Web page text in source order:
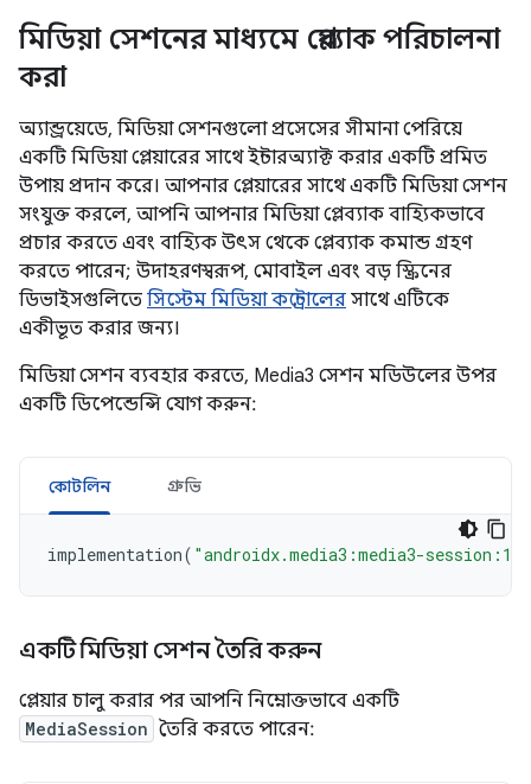
মিডিয়া সেশনের মাধ্যমে প্লেব্যাক পরিচালনা
করা
অ্যান্ড্রয়েডে, মিডিয়া সেশনগুলো প্রসেসের সীমানা পেরিয়ে
একটি মিডিয়া প্লেয়ারের সাথে ইন্টারঅ্যাক্ট করার একটি প্রমিত
উপায় প্রদান করে। আপনার প্লেয়ারের সাথে একটি মিডিয়া সেশন
সংযুক্ত করলে, আপনি আপনার মিডিয়া প্লেব্যাক বাহ্যিকভাবে
প্রচার করতে এবং বাহ্যিক উৎস থেকে প্লেব্যাক কমান্ড গ্রহণ
করতে পারেন; উদাহরণস্বরূপ, মোবাইল এবং বড় স্ক্রিনের
ডিভাইসগুলিতে সিস্টেম মিডিয়া কন্ট্রোলের সাথে এটিকে
একীভূত করার জন্য।
মিডিয়া সেশন ব্যবহার করতে, Media3 সেশন মডিউলের উপর
একটি ডিপেন্ডেন্সি যোগ করুন:
কোটলিন গ্রুভি
implementation( "androidx.media3:media3-
একটি মিডিয়া সেশন তৈরি করুন
প্লেয়ার চালু করার পর আপনি নিম্নোক্তভাবে একটি
MediaSession তৈরি করতে পারেন: